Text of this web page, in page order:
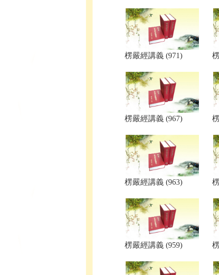
楞嚴經講義 (971)
楞嚴經講義 (967)
楞嚴經講義 (963)
楞嚴經講義 (959)